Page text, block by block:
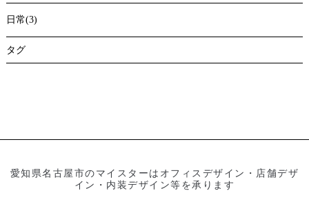
日常(3)
タグ
愛知県名古屋市のマイスターはオフィスデザイン・店舗デザ
イン・内装デザイン等を承ります